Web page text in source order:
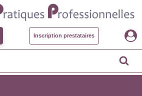
Inscription prestataires